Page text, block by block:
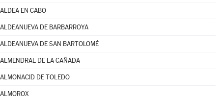
ALDEA EN CABO
ALDEANUEVA DE BARBARROYA
ALDEANUEVA DE SAN BARTOLOMÉ
ALMENDRAL DE LA CAÑADA
ALMONACID DE TOLEDO
ALMOROX